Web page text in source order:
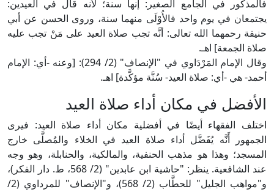
فالمذكور في الجامع الصغير: إنها سنة؛ لأنه قال في العيدين:
يجتمعان في يوم واحد فالأُوْلَى منهما سنة، وروى الحسن عن أبي
حنيفة رحمهما الله تعالى: أنَّه تجب صلاة العيد على مَنْ تجب عليه
صلاة الجمعة] اهـ.
وقال الإمام المَرْدَاوي في "الإنصاف" (2/ 294): [وعنه -أي: الإمام
أحمد- هي -أي: صلاة العيد- سُنَّة مؤكَّدة] اهـ.
الأفضل في مكان أداء صلاة العيد
اختلف الفقهاء أيضًا في أفضلية مكان أداء صلاة العيد: فيرى
الجمهور أَنَّه يُفَضَّل أداء صلاة العيد في الخلاء والمُصلَّى خارج
المسجد؛ وهذا هو مذهب الحنفية، والمالكية، والحنابلة، وهو وجه
عند الشافعية. ينظر: "حاشية ابن عابدين" (2/ 568، ط. دار الفكر)،
و"مواهب الجليل" للحطَّاب (2/ 568)، و"الإنصاف" للمرداوي (2/